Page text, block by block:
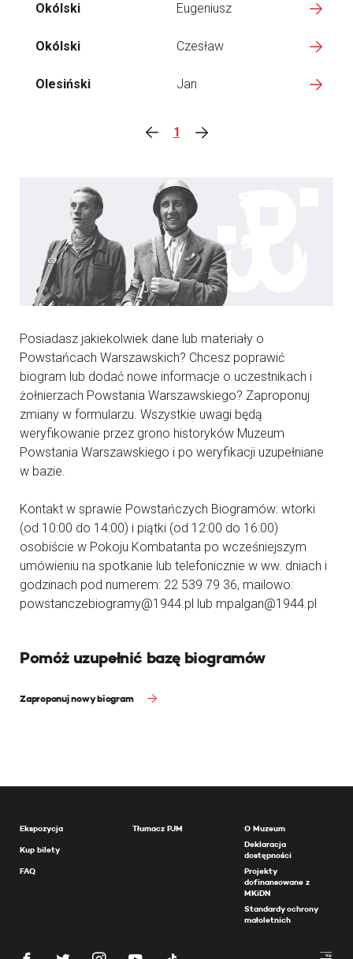
Okólski Eugeniusz
Okólski Czesław
Olesiński Jan
1
Posiadasz jakiekolwiek dane lub materiały o
Powstańcach Warszawskich? Chcesz poprawić
biogram lub dodać nowe informacje o uczestnikach i
żołnierzach Powstania Warszawskiego? Zaproponuj
zmiany w formularzu. Wszystkie uwagi będą
weryfikowanie przez grono historyków Muzeum
Powstania Warszawskiego i po weryfikacji uzupełniane
w bazie.
Kontakt w sprawie Powstańczych Biogramów: wtorki
(od 10:00 do 14:00) i piątki (od 12:00 do 16:00)
osobiście w Pokoju Kombatanta po wcześniejszym
umówieniu na spotkanie lub telefonicznie w ww. dniach i
godzinach pod numerem: 22 539 79 36, mailowo:
powstanczebiogramy@1944.pl lub mpalgan@1944.pl
Pomóż uzupełnić bazę biogramów
Zaproponuj nowy biogram
Ekspozycja
Kup bilety
FAQ
Tłumacz PJM
O Muzeum
Deklaracja
dostępności
Projekty
dofinansowane z
MKiDN
Standardy ochrony
małoletnich